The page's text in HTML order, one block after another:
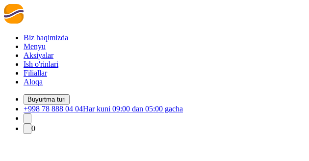
Biz haqimizda
Menyu
Aksiyalar
Ish o'rinlari
Filiallar
Aloqa
Buyurtma turi
+998 78 888 04 04Har kuni 09:00 dan 05:00 gacha
0